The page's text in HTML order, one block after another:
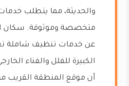
والحديثة، مما يتطلب
متخصصة وموثوقة. سكان
عن خدمات تنظيف شاملة
الكبيرة للفلل والفناء
أن موقع المنطقة القريب